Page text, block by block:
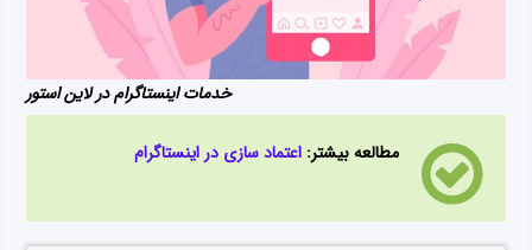
خدمات اینستاگرام در لاین استور
مطالعه بیشتر: اعتماد سازی در اینستاگرام